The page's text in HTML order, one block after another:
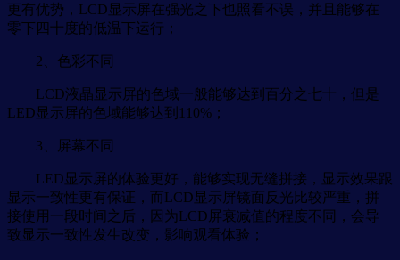
更有优势，LCD显示屏在强光之下也照看不误，并且能够在
零下四十度的低温下运行；
2、色彩不同
LCD液晶显示屏的色域一般能够达到百分之七十，但是
LED显示屏的色域能够达到110%；
3、屏幕不同
LED显示屏的体验更好，能够实现无缝拼接，显示效果跟
显示一致性更有保证，而LCD显示屏镜面反光比较严重，拼
接使用一段时间之后，因为LCD屏衰减值的程度不同，会导
致显示一致性发生改变，影响观看体验；